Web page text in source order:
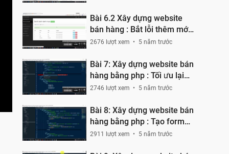
Bài 6.2 Xây dựng website
bán hàng : Bắt lỗi thêm mới
trùng nhau
2676 lượt xem 5 năm trước
Bài 7: Xây dựng website bán
hàng bằng php : Tối ưu lại
code
2746 lượt xem 5 năm trước
Bài 8: Xây dựng website bán
hàng bằng php : Tạo form
thêm , sửa sản phẩm
2911 lượt xem 5 năm trước